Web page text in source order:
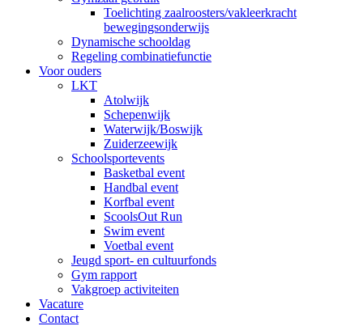
Toelichting zaalroosters/vakleerkracht
bewegingsonderwijs
Dynamische schooldag
Regeling combinatiefunctie
Voor ouders
LKT
Atolwijk
Schepenwijk
Waterwijk/Boswijk
Zuiderzeewijk
Schoolsportevents
Basketbal event
Handbal event
Korfbal event
ScoolsOut Run
Swim event
Voetbal event
Jeugd sport- en cultuurfonds
Gym rapport
Vakgroep activiteiten
Vacature
Contact